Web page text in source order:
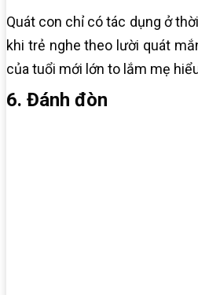
Quát con chỉ có tác dụng ở
khi trẻ nghe theo lười quát
của tuổi mới lớn to lắm mẹ
6. Đánh đòn